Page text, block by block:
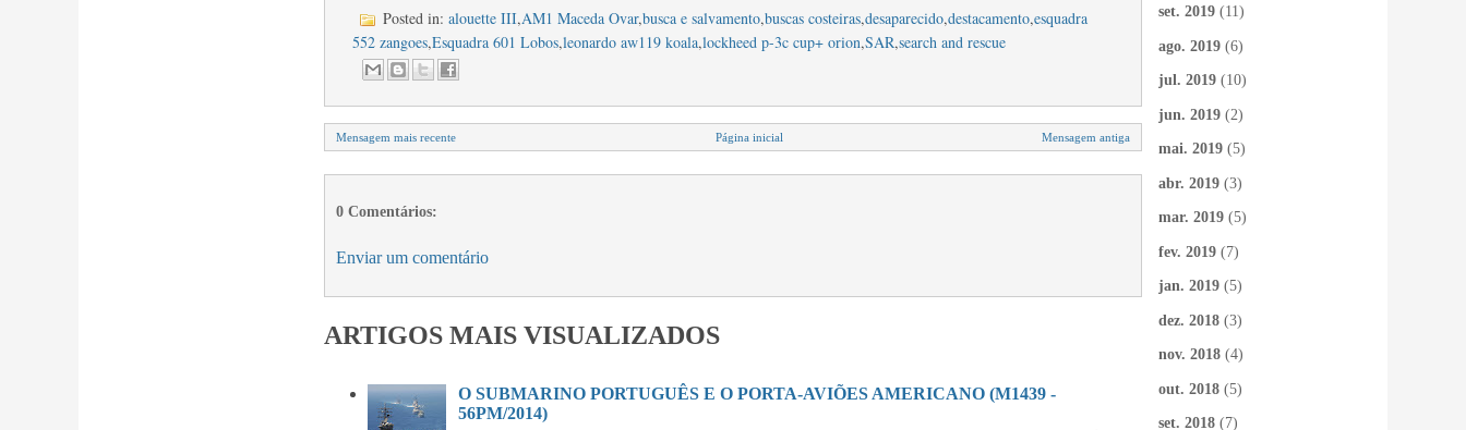
Posted in: alouette III,AM1 Maceda Ovar,busca e salvamento,buscas costeiras,desaparecido,destacamento,esquadra
552 zangoes,Esquadra 601 Lobos,leonardo aw119 koala,lockheed p-3c cup+ orion,SAR,search and rescue
Mensagem mais recente Mensagem antiga
Página inicial
0 Comentários:
Enviar um comentário
ARTIGOS MAIS VISUALIZADOS
O SUBMARINO PORTUGUÊS E O PORTA-AVIÕES AMERICANO (M1439 -
56PM/2014)
set. 2019 (11)
ago. 2019 (6)
jul. 2019 (10)
jun. 2019 (2)
mai. 2019 (5)
abr. 2019 (3)
mar. 2019 (5)
fev. 2019 (7)
jan. 2019 (5)
dez. 2018 (3)
nov. 2018 (4)
out. 2018 (5)
set. 2018 (7)